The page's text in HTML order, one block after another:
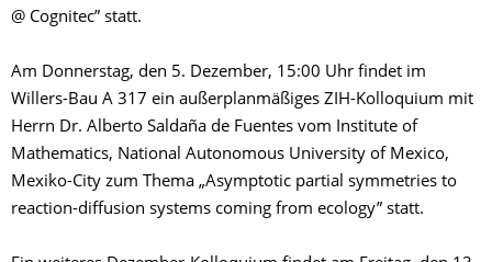
@ Cognitec” statt.
Am Donnerstag, den 5. Dezember, 15:00 Uhr findet im
Willers-Bau A 317 ein außerplanmäßiges ZIH-Kolloquium mit
Herrn Dr. Alberto Saldaña de Fuentes vom Institute of
Mathematics, National Autonomous University of Mexico,
Mexiko-City zum Thema „Asymptotic partial symmetries to
reaction-diffusion systems coming from ecology” statt.